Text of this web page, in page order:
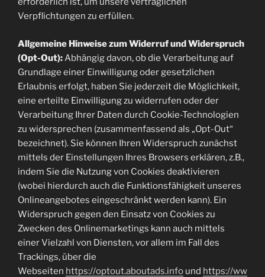
Verpflichtungen zu erfüllen.
Allgemeine Hinweise zum Widerruf und Widerspruch
(Opt-Out): Abhängig davon, ob die Verarbeitung auf
Grundlage einer Einwilligung oder gesetzlichen
Erlaubnis erfolgt, haben Sie jederzeit die Möglichkeit,
eine erteilte Einwilligung zu widerrufen oder der
Verarbeitung Ihrer Daten durch Cookie-Technologien
zu widersprechen (zusammenfassend als „Opt-Out“
bezeichnet). Sie können Ihren Widerspruch zunächst
mittels der Einstellungen Ihres Browsers erklären, z.B.,
indem Sie die Nutzung von Cookies deaktivieren
(wobei hierdurch auch die Funktionsfähigkeit unseres
Onlineangebotes eingeschränkt werden kann). Ein
Widerspruch gegen den Einsatz von Cookies zu
Zwecken des Onlinemarketings kann auch mittels
einer Vielzahl von Diensten, vor allem im Fall des
Trackings, über die
Webseiten https://optout.aboutads.info und https://ww